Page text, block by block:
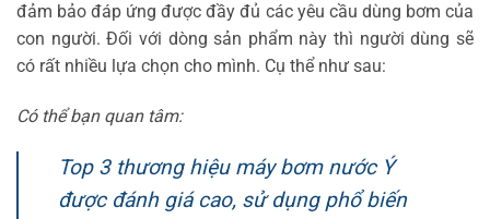
đảm bảo đáp ứng được đầy đủ các yêu cầu dùng bơm của
con người. Đối với dòng sản phẩm này thì người dùng sẽ
có rất nhiều lựa chọn cho mình. Cụ thể như sau:
Có thể bạn quan tâm:
Top 3 thương hiệu máy bơm nước Ý
được đánh giá cao, sử dụng phổ biến